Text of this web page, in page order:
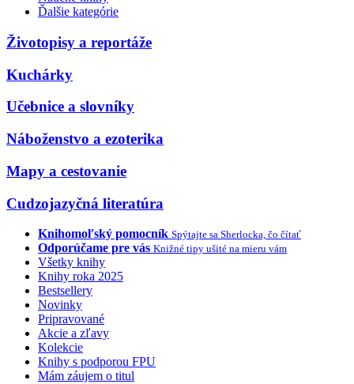
Ďalšie kategórie
Životopisy a reportáže
Kuchárky
Učebnice a slovníky
Náboženstvo a ezoterika
Mapy a cestovanie
Cudzojazyčná literatúra
Knihomoľský pomocník Spýtajte sa Sherlocka, čo čítať
Odporúčame pre vás Knižné tipy ušité na mieru vám
Všetky knihy
Knihy roka 2025
Bestsellery
Novinky
Pripravované
Akcie a zľavy
Kolekcie
Knihy s podporou FPU
Mám záujem o titul